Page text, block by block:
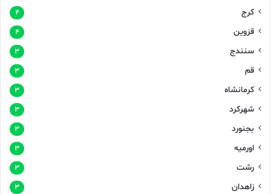
کرج ۴
قزوین ۴
سنندج ۳
قم ۳
کرمانشاه ۳
شهرکرد ۳
بجنورد ۳
اورمیه ۳
رشت ۳
زاهدان ۳